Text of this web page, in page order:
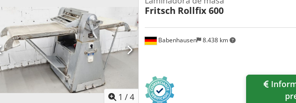
1 /4
Babenhausen 8.438 km
Fritsch Rollfix 600